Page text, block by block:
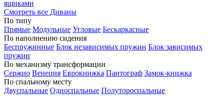
ящиками
Смотреть все Диваны
По типу
Прямые Модульные Угловые Бескаркасные
По наполнению сидения
Беспружинные Блок независимых пружин Блок зависимых
пружин
По механизму трансформации
Сержио Венеция Еврокнижка Пантограф Замок-книжка
По спальному месту
Двуспальные Односпальные Полутороспальные